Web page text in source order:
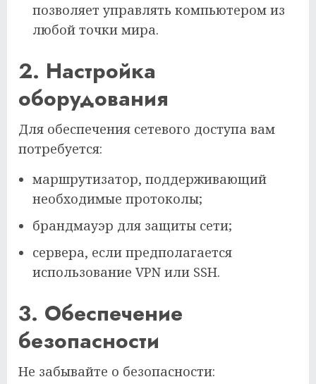
позволяет управлять компьютером из
любой точки мира.
2. Настройка
оборудования
Для обеспечения сетевого доступа вам
потребуется:
маршрутизатор, поддерживающий
необходимые протоколы;
брандмауэр для защиты сети;
сервера, если предполагается
использование VPN или SSH.
3. Обеспечение
безопасности
Не забывайте о безопасности: